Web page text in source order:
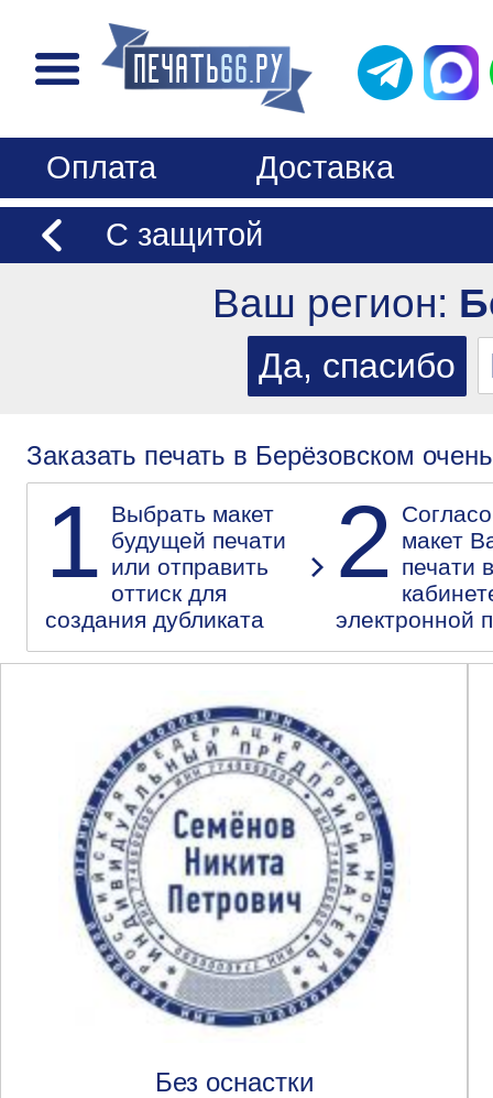
Оплата
Доставка
С защитой
Ваш регион:
Заказать печать в Берёзовском
1 Выбрать макет
будущей печати
или отправить
оттиск для
создания дубликата
2
макет
печати
электронной
Без оснастки